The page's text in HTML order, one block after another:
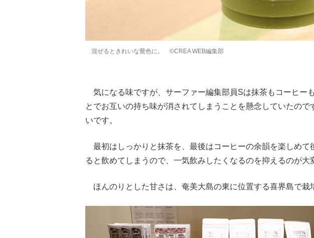
混ぜるときれいな鶯色に。 ©CREA WEB編集部
気になる味ですが、サーファー編集部員Sは抹茶もコーヒー
とでお互いの持ち味が消されてしまうことを懸念していたの
いです。
最初はしっかりと抹茶を、最後はコーヒーの余韻を楽しめて
ると飲めてしまうので、一気飲みしたくなるのを抑えるのが大
ほんのりとした甘さは、奄美大島の東に位置する喜界島で栽